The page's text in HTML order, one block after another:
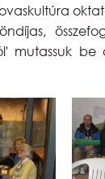
mutassuk